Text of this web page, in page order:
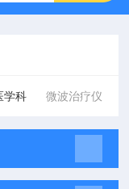
学科 微波治疗仪